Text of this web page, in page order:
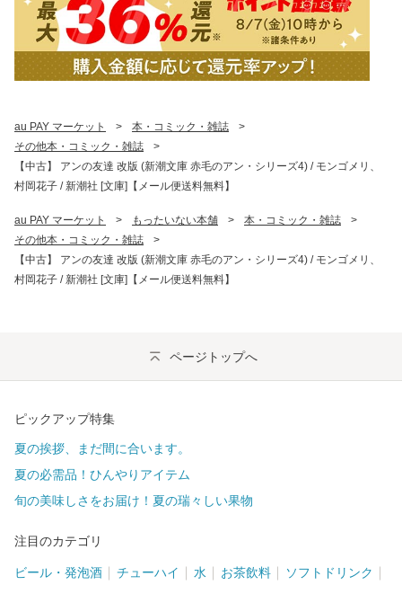
au PAY マーケット > 本・コミック・雑誌
>
その他本・コミック・雑誌
>
【中古】 アンの友達 改版 (新潮文庫 赤毛のアン・シリーズ4) / モンゴメリ、
村岡花子 / 新潮社 [文庫]【メール便送料無料】
au PAY マーケット > もったいない本舗 > 本・コミック・雑誌
>
その他本・コミック・雑誌
>
【中古】 アンの友達 改版 (新潮文庫 赤毛のアン・シリーズ4) / モンゴメリ、
村岡花子 / 新潮社 [文庫]【メール便送料無料】
ページトップへ
ピックアップ特集
夏の挨拶、まだ間に合います。
夏の必需品！ひんやりアイテム
旬の美味しさをお届け！夏の瑞々しい果物
注目のカテゴリ
ビール・発泡酒 チューハイ 水 お茶飲料 ソフトドリンク